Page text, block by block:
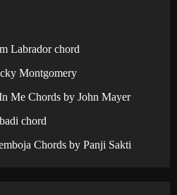
Labrador chord
Montgomery
Me Chords by John Mayer
chord
Chords by Panji Sakti